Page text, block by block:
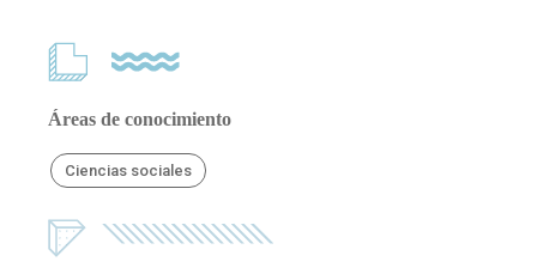
Áreas de conocimiento
Ciencias sociales